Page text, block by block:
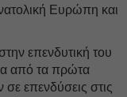
Ευρώπη και
επενδυτική του
από τα πρώτα
επενδύσεις στις